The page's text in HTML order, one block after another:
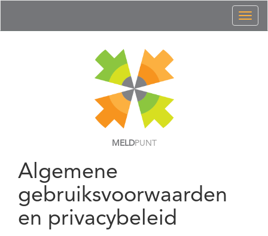
MELDPUNT
Algemene
gebruiksvoorwaarden
en privacybeleid